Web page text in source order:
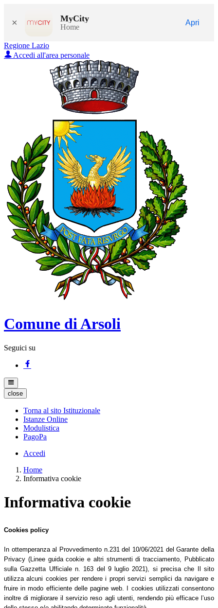
× MyCity
Home
Apri
Regione Lazio
Accedi all'area personale
Comune di Arsoli
Seguici su
close
Torna al sito Istituzionale
Istanze Online
Modulistica
PagoPa
Accedi
Home
Informativa cookie
Informativa cookie
Cookies policy
In ottemperanza al Provvedimento n.231 del 10/06/2021 del Garante della
Privacy (Linee guida cookie e altri strumenti di tracciamento, Pubblicato
sulla Gazzetta Ufficiale n. 163 del 9 luglio 2021), si precisa che Il sito
utilizza alcuni cookies per rendere i propri servizi semplici da navigare e
fruire in modo efficiente delle pagine web. I cookies utilizzati consentono
inoltre di migliorare il servizio reso agli utenti, rendendo più efficace l’uso